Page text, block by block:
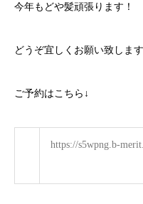
今年もどや髪頑張ります！
どうぞ宜しくお願い致します
ご予約はこちら ↓
https://s5wpng.b-